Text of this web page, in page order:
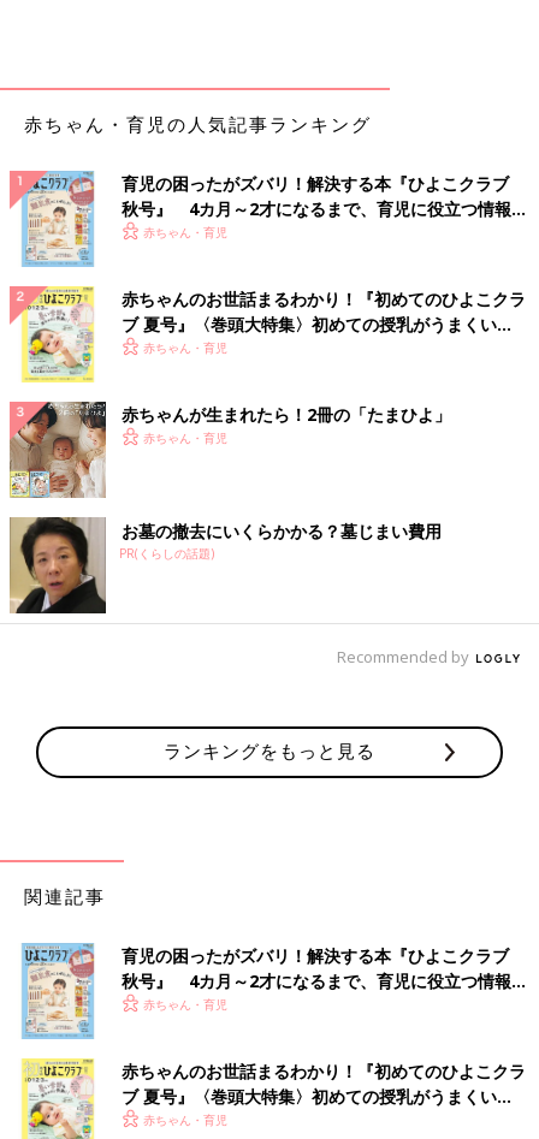
ったのに捨ててしまって後悔してる」（yuki）
ら、せめてお洋服をとっとけばよかったなあって…」（はるマ
マ）
「小さめのカバン。子どもが生まれてから小さいカバンなんて使
わないでしょと断捨離をしたのですが、最近リュック+小さいカ
バンで外出してるので、あのときのカバン、ちょうどよかったの
にって思いながら同じようなカバンを購入しました」（maa）
「子どもの創作物。手形を使ったものなどは、とっておけばよか
った…と後悔」（コウノトリ）
「ずっととっておいていた幼少期のおもちゃ。５年前に実家の引
越しの際にすべて処分したけれど、娘が２年前に生まれ、きっと
喜んだだろうなぁと捨てたことを後悔」（yuuukamama）
「『もう読まないかな』と思った漫画を処分しましたが、やっぱ
り後から読みたくなって後悔しました」（かず）
「小説です。以前何度も読んで『もういいかな？』って思って捨
「ピアノと楽譜。結婚を機に片付けてしまったけど、今こそ子ど
もと一緒に弾けたかも…」（つむ）
らりと並びました。そこで、断捨離®アンバサダーの川畑のぶこ
さんに、後悔せずにすむようなものの手放し方や後悔したときの
自分の気持ちとの向き合い方について聞いてみました。
「後悔先に立たずとはよく言ったもので、みなさんのコメントに
『うんうん、そうそう』と頷いてしまいます。
赤ちゃん・育児の人気記事ランキング
育児の困ったがズバリ！解決する本『ひよこクラブ
秋号』 4カ月～2才になるまで、育児に役立つ情報が
いっぱい！
赤ちゃん・育児
赤ちゃんのお世話まるわかり！『初めてのひよこクラ
ブ 夏号』〈巻頭大特集〉初めての授乳がうまくい
く！ おっぱい・ミルクの基本と夏のトラブル 解決テ
赤ちゃん・育児
赤ちゃんが生まれたら！2冊の「たまひよ」
赤ちゃん・育児
お墓の撤去にいくらかかる？墓じまい費用
PR(くらしの話題)
Recommended by
ランキングをもっと見る
関連記事
育児の困ったがズバリ！解決する本『ひよこクラブ
秋号』 4カ月～2才になるまで、育児に役立つ情報が
いっぱい！
赤ちゃん・育児
赤ちゃんのお世話まるわかり！『初めてのひよこクラ
ブ 夏号』〈巻頭大特集〉初めての授乳がうまくい
く！ おっぱい・ミルクの基本と夏のトラブル 解決テ
赤ちゃん・育児